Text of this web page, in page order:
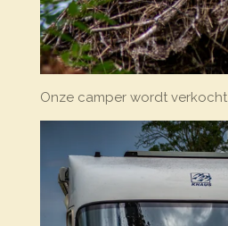
Onze camper wordt verkocht